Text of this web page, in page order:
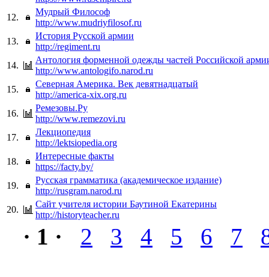
12.
Мудрый Философ
http://www.mudriyfilosof.ru
13.
История Русской армии
http://regiment.ru
14.
Антология форменной одежды частей Российской
http://www.antologifo.narod.ru
15.
Cеверная Америка. Век девятнадцатый
http://america-xix.org.ru
16.
Ремезовы.Ру
http://www.remezovi.ru
17.
Лекциопедия
http://lektsiopedia.org
18.
Интересные факты
https://facty.by/
19.
Русская грамматика (академическое издание)
http://rusgram.narod.ru
20.
Сайт учителя истории Баутиной Екатерины
http://historyteacher.ru
· 1 · 2 3 4 5 6 7